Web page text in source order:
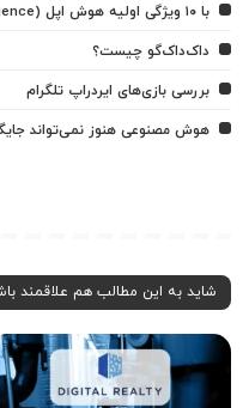
با ۱۰ ویژگی اولیه هوش اپل (Apple Intelligence) آشنا شوید
داک‌داک‌گو چیست؟
بررسی بازی‌های ایردراپ تلگرام
هوش مصنوعی هنوز نمی‌تواند
شاید به این مطالب هم علاقمند